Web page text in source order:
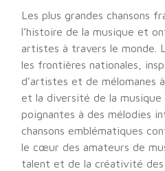
Les plus grandes chansons
l’histoire de la musique et
artistes à travers le monde.
les frontières nationales,
d’artistes et de mélomanes
et la diversité de la musique
poignantes à des mélodies
chansons emblématiques
le cœur des amateurs de
talent et de la créativité